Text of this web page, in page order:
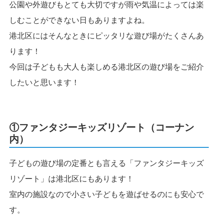
公園や外遊びもとても大切ですが雨や気温によっては楽
しむことができない日もありますよね。
港北区にはそんなときにピッタリな遊び場がたくさんあ
ります！
今回は子どもも大人も楽しめる港北区の遊び場をご紹介
したいと思います！
①ファンタジーキッズリゾート（コーナン
内）
子どもの遊び場の定番とも言える「ファンタジーキッズ
リゾート」は港北区にもあります！
室内の施設なので小さい子どもを遊ばせるのにも安心で
す。